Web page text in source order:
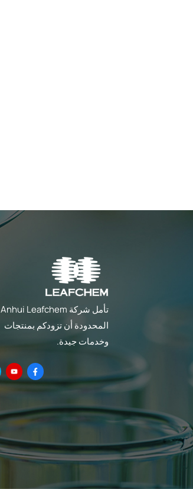
تأمل شركة Anhui Leafchem
المحدودة أن تزودكم بمنتجات
وخدمات جيدة.